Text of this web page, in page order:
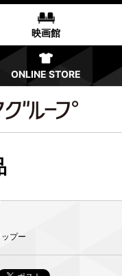
映画館
ONLINE STORE
プー